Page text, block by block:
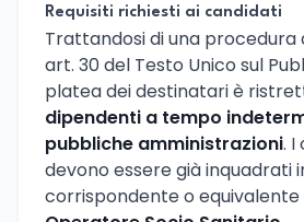
Requisiti richiesti ai candidati
Trattandosi di una procedura
art. 30 del Testo Unico sul
platea dei destinatari è
dipendenti a tempo
pubbliche amministrazioni. I
devono essere già inquadrati
corrispondente o equivalente